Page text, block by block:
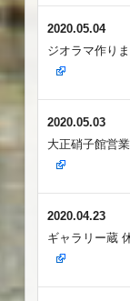
2020.05.04
ジオラマ作り
2020.05.03
大正硝子館営
2020.04.23
ギャラリー蔵